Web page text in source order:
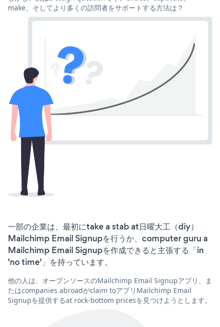
make、そしてより多くの訪問者をサポートする方法は？
一部の企業は、最初にtake a stab at日曜大工（diy）
Mailchimp Email Signupを行うか、computer guru a
Mailchimp Email Signupを作成できると主張する「in
'no time'」を持っています。
他の人は、オープンソースのMailchimp Email Signupアプリ、ま
たはcompanies abroadがclaim toアプリMailchimp Email
Signupを提供するat rock-bottom pricesを見つけようとします。